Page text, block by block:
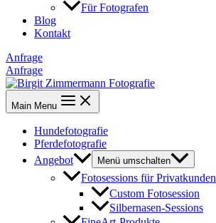
Für Fotografen
Blog
Kontakt
Anfrage
Anfrage
Main Menu
Hundefotografie
Pferdefotografie
Angebot
Menü umschalten
Fotosessions für Privatkunden
Custom Fotosession
Silbernasen-Sessions